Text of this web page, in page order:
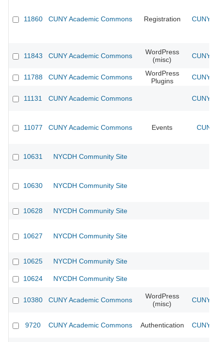
11860 CUNY Academic Commons Registration CUNY
11843 CUNY Academic Commons
WordPress
(misc)
CUNY
11788 CUNY Academic Commons
WordPress
Plugins
CUNY
11131 CUNY Academic Commons CUNY
11077 CUNY Academic Commons Events
10631 NYCDH Community Site
10630 NYCDH Community Site
10628 NYCDH Community Site
10627 NYCDH Community Site
10625 NYCDH Community Site
10624 NYCDH Community Site
10380 CUNY Academic Commons
WordPress
(misc)
CUNY
9720 CUNY Academic Commons Authentication CUNY